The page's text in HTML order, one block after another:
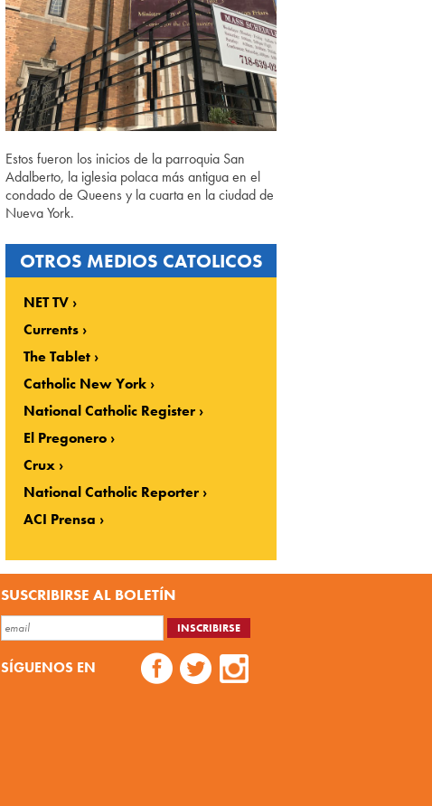
Estos fueron los inicios de la parroquia San
Adalberto, la iglesia polaca más antigua en el
condado de Queens y la cuarta en la ciudad de
Nueva York.
OTROS MEDIOS CATOLICOS
NET TV
Currents
The Tablet
Catholic New York
National Catholic Register
El Pregonero
Crux
National Catholic Reporter
ACI Prensa
SUSCRIBIRSE AL BOLETÍN
SÍGUENOS EN